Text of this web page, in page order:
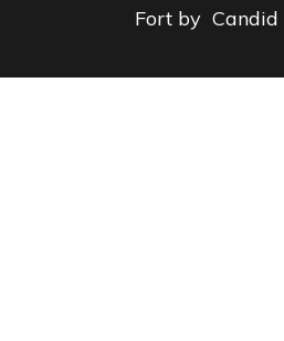
Fort by Candid